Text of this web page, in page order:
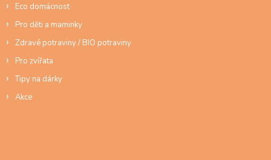
Eco domácnost
Pro děti a maminky
Zdravé potraviny / BIO potraviny
Pro zvířata
Tipy na dárky
Akce